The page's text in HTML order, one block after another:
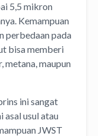
5,5 mikron
Kemampuan
perbedaan pada
bisa memberi
metana, maupun
ini sangat
asal usul atau
JWST